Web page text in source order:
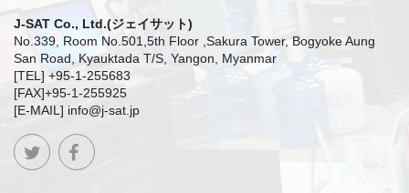
J-SAT Co., Ltd.(ジェイサット)
No.339, Room No.501,5th Floor ,Sakura Tower, Bogyoke Aung
San Road, Kyauktada T/S, Yangon, Myanmar
[TEL] +95-1-255683
[FAX]+95-1-255925
[E-MAIL] info@j-sat.jp